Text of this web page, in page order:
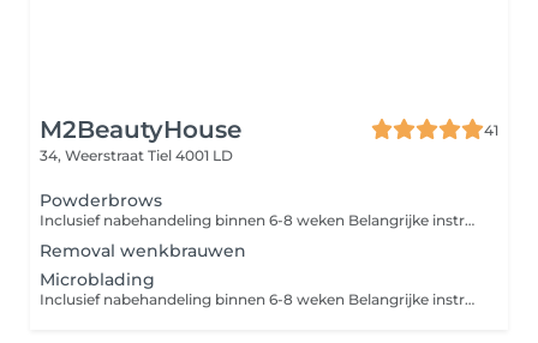
M2BeautyHouse
41
34, Weerstraat Tiel 4001 LD
Powderbrows
Inclusief nabehandeling binnen 6-8 weken Belangrijke instructies vóór uw PMU-behandeling: Om de beste resultaten te bereiken, vragen wij u vriendelijk om het volgende niet te doen 2448 uur vóór de behandeling: Geen alcohol of cafeïne gebruiken Geen aspirine of bloedverdunnende medicatie innemen (tenzij voorgeschreven door uw arts) Geen zonnebank of intensief zonnen Geen gezichtsbehandeling, peeling of botox vóór de afspraak Niet epileren of harsen op het te behandelen gebied Kom alstublieft met schone huid, zonder make-up naar uw afspraak.
Removal wenkbrauwen
Microblading
Inclusief nabehandeling binnen 6-8 weken Belangrijke instructies vóór uw PMU-behandeling: Om de beste resultaten te bereiken, vragen wij u vriendelijk om het volgende niet te doen 2448 uur vóór de behandeling: Geen alcohol of cafeïne gebruiken Geen aspirine of bloedverdunnende medicatie innemen (tenzij voorgeschreven door uw arts) Geen zonnebank of intensief zonnen Geen gezichtsbehandeling, peeling of botox vóór de afspraak Niet epileren of harsen op het te behandelen gebied Kom alstublieft met schone huid, zonder make-up naar uw afspraak.